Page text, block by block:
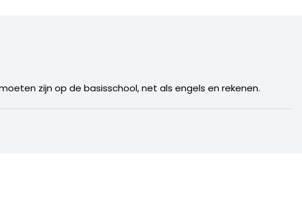
zijn op de basisschool, net als engels en rekenen.